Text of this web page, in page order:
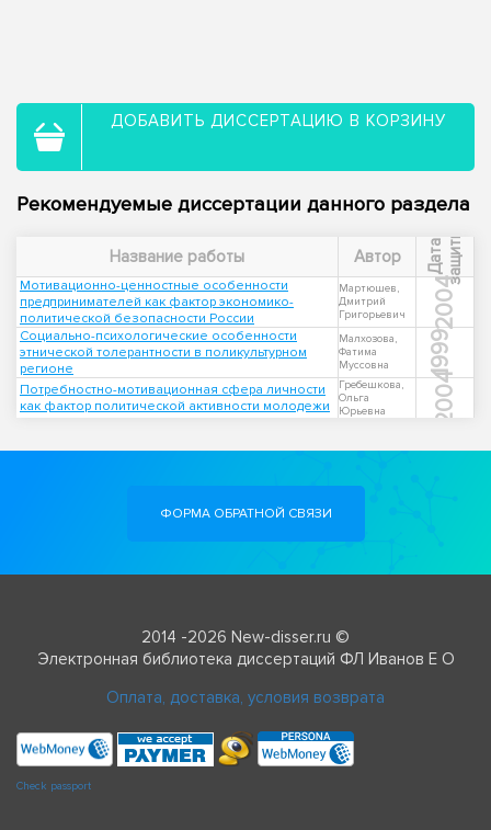
ДОБАВИТЬ ДИССЕРТАЦИЮ В КОРЗИНУ
Рекомендуемые диссертации данного раздела
Название работы Автор Д
а
т
а
з
а
щ
и
т ы
Мотивационно-ценностные особенности
предпринимателей как фактор экономико-
политической безопасности России
Мартюшев,
Дмитрий
Григорьевич
2004
Социально-психологические особенности
этнической толерантности в поликультурном
регионе
Малхозова,
Фатима
Муссовна
1999
Потребностно-мотивационная сфера личности
как фактор политической активности молодежи
Гребешкова,
Ольга
Юрьевна
2004
ФОРМА ОБРАТНОЙ СВЯЗИ
2014 -2026 New-disser.ru ©
Электронная библиотека диссертаций ФЛ Иванов Е О
Оплата, доставка, условия возврата
Check passport